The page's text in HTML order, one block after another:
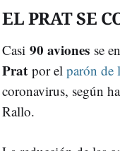
EL PRAT SE
Casi 90 aviones se
Prat por el parón de
coronavirus, según
Rallo.